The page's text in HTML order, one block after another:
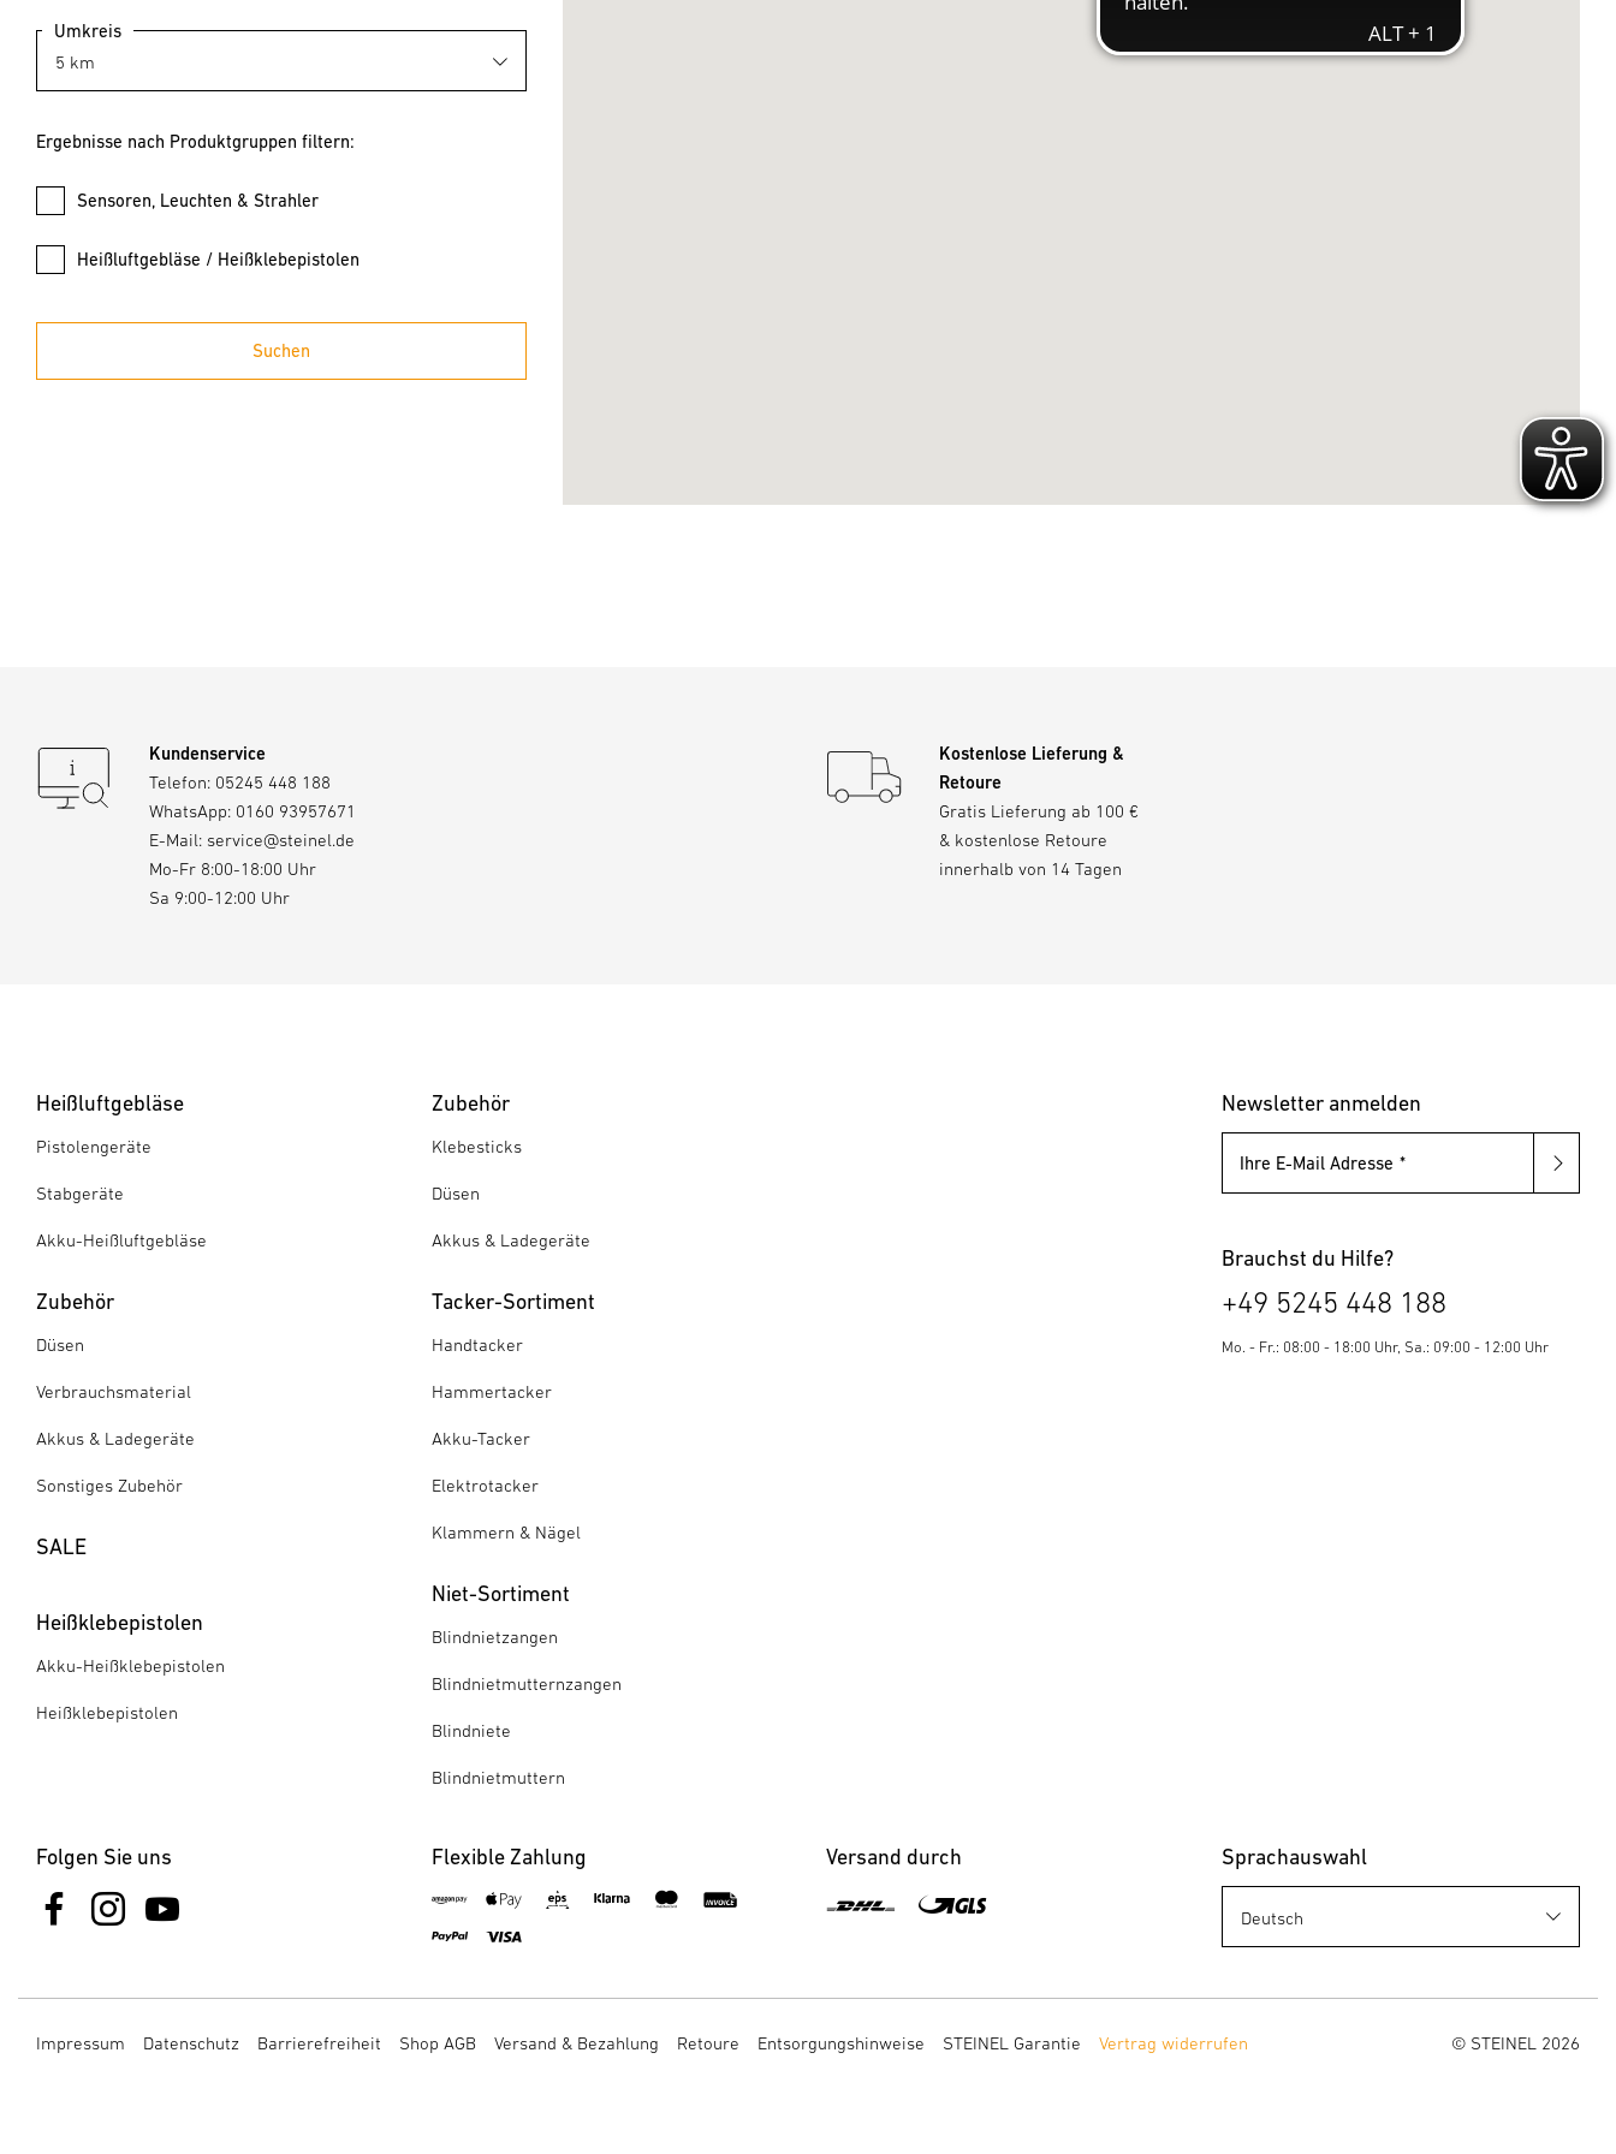
Umkreis
Ergebnisse nach Produktgruppen filtern:
Sensoren, Leuchten & Strahler
Heißluftgebläse / Heißklebepistolen
Suchen
Kundenservice
Telefon: 05245 448 188
WhatsApp: 0160 93957671
E-Mail: service@steinel.de
Mo-Fr 8:00-18:00 Uhr
Sa 9:00-12:00 Uhr
Kostenlose Lieferung &
Retoure
Gratis Lieferung ab 100 €
& kostenlose Retoure
innerhalb von 14 Tagen
Heißluftgebläse
Pistolengeräte
Stabgeräte
Akku-Heißluftgebläse
Zubehör
Düsen
Verbrauchsmaterial
Akkus & Ladegeräte
Sonstiges Zubehör
SALE
Heißklebepistolen
Akku-Heißklebepistolen
Heißklebepistolen
Zubehör
Klebesticks
Düsen
Akkus & Ladegeräte
Tacker-Sortiment
Handtacker
Hammertacker
Akku-Tacker
Elektrotacker
Klammern & Nägel
Niet-Sortiment
Blindnietzangen
Blindnietmutternzangen
Blindniete
Blindnietmuttern
Newsletter anmelden
Ihre E-Mail Adresse
Brauchst du Hilfe?
+49 5245 448 188
Mo. - Fr.: 08:00 - 18:00 Uhr, Sa.: 09:00 - 12:00 Uhr
Folgen Sie uns Flexible Zahlung Versand durch Sprachauswahl
Impressum Datenschutz Barrierefreiheit Shop AGB Versand & Bezahlung Retoure Entsorgungshinweise STEINEL Garantie Vertrag widerrufen © STEINEL 2026